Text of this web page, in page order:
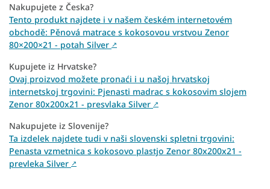
Nakupujete z Česka?
Tento produkt najdete i v našem českém internetovém
obchodě: Pěnová matrace s kokosovou vrstvou Zenor
80×200×21 - potah Silver ↗
Kupujete iz Hrvatske?
Ovaj proizvod možete pronaći i u našoj hrvatskoj
internetskoj trgovini: Pjenasti madrac s kokosovim slojem
Zenor 80x200x21 - presvlaka Silver ↗
Nakupujete iz Slovenije?
Ta izdelek najdete tudi v naši slovenski spletni trgovini:
Penasta vzmetnica s kokosovo plastjo Zenor 80x200x21 -
prevleka Silver ↗